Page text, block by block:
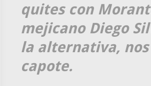
quites con
mejicano Diego
la alternativa,
capote.